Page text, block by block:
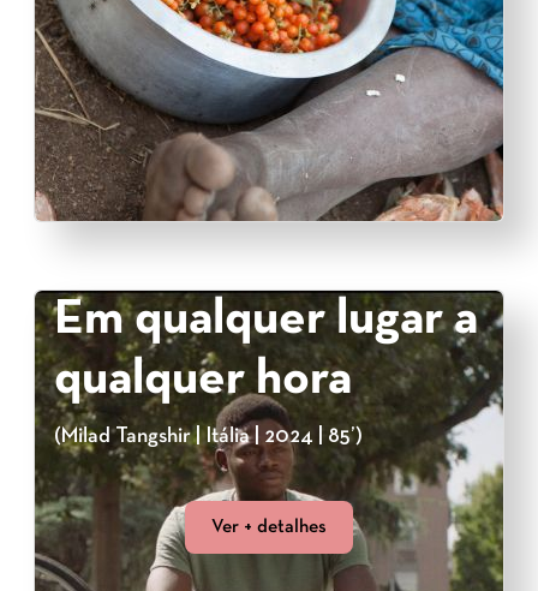
Em qualquer lugar a
qualquer hora
(Milad Tangshir | Itália | 2024 | 85’)
Ver + detalhes